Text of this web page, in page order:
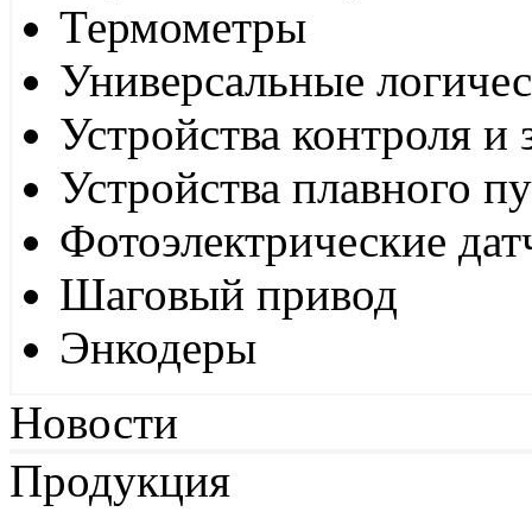
Термометры
Универсальные
Устройства контроля
Устройства плавного
Фотоэлектрические
Шаговый привод
Энкодеры
Новости
Продукция